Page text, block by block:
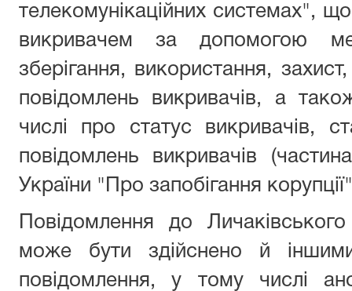
телекомунікаційних системах",
викривачем за допомогою
зберігання, використання,
повідомлень викривачів, а
числі про статус викривачів,
повідомлень викривачів
України "Про запобігання
Повідомлення до
може бути здійснено й
повідомлення, у тому числі